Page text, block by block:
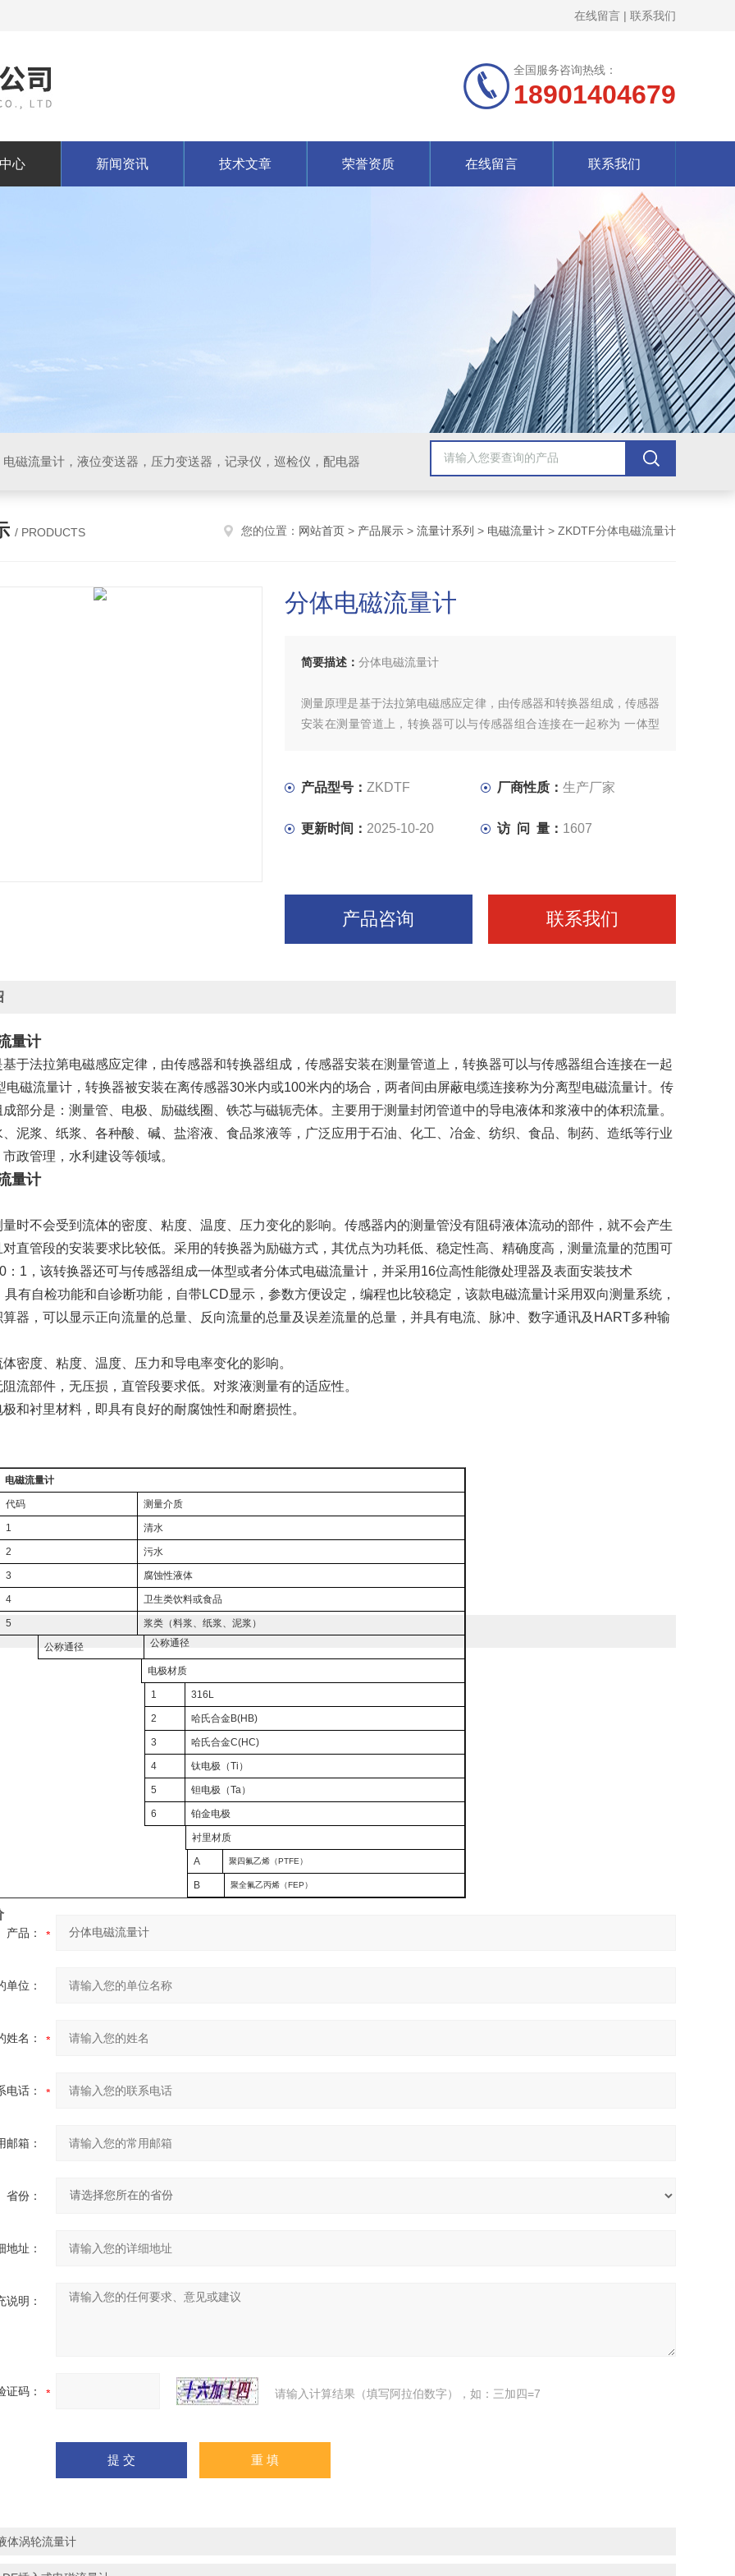
在线留言 | 联系我们
全国服务咨询热线：
18901404679
心 新闻资讯 技术文章 荣誉资质 在线留言 联系我们
磁流量计，液位变送器，压力变送器，记录仪，巡检仪，配电器
/ PRODUCTS 您的位置： 网站首页 > 产品展示 > 流量计系列 > 电磁流量计 > ZKDTF分体电磁流量计
分体电磁流量计
简要描述： 分体电磁流量计
测量原理是基于法拉第电磁感应定律，由传感器和转换器组成，传感器
安装在测量管道上，转换器可以与传感器组合连接在一起称为 一体型
产品型号： ZKDTF 厂商性质： 生产厂家
更新时间： 2025-10-20 访 问 量： 1607
产品咨询 联系我们
量计
于法拉第电磁感应定律，由传感器和转换器组成，传感器安装在测量管道上，转换器可以与传感器组合连接在一起
电磁流量计，转换器被安装在离传感器30米内或100米内的场合，两者间由屏蔽电缆连接称为分离型电磁流量计。传
部分是：测量管、电极、励磁线圈、铁芯与磁轭壳体。主要用于测量封闭管道中的导电液体和浆液中的体积流量。
泥浆、纸浆、各种酸、碱、盐溶液、食品浆液等，广泛应用于石油、化工、冶金、纺织、食品、制药、造纸等行业
政管理，水利建设等领域。
量计
时不会受到流体的密度、粘度、温度、压力变化的影响。传感器内的测量管没有阻碍液体流动的部件，就不会产生
直管段的安装要求比较低。采用的转换器为励磁方式，其优点为功耗低、稳定性高、精确度高，测量流量的范围可
：1，该转换器还可与传感器组成一体型或者分体式电磁流量计，并采用16位高性能微处理器及表面安装技术
具有自检功能和自诊断功能，自带LCD显示，参数方便设定，编程也比较稳定，该款电磁流量计采用双向测量系统，
器，可以显示正向流量的总量、反向流量的总量及误差流量的总量，并具有电流、脉冲、数字通讯及HART多种输
密度、粘度、温度、压力和导电率变化的影响。
流部件，无压损，直管段要求低。对浆液测量有的适应性。
和衬里材料，即具有良好的耐腐蚀性和耐磨损性。
电磁流量计
代码 测量介质
1 清水
2 污水
3 腐蚀性液体
4 卫生类饮料或食品
5 浆类（料浆、纸浆、泥浆）
公称通径 公称通径
电极材质
1 316L
2 哈氏合金B(HB)
3 哈氏合金C(HC)
4 钛电极（Ti ）
5 钽电极（Ta）
6 铂金电极
衬里材质
A 聚四氟乙烯（PTFE）
B 聚全氟乙丙烯（FEP）
产品：
单位：
姓名：
电话：
邮箱：
省份：
地址：
说明：
证码： 请输入计算结果（填写阿拉伯数字），如：三加四=7
体涡轮流量计